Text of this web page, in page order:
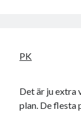
PK
Det är ju extra
plan. De flesta